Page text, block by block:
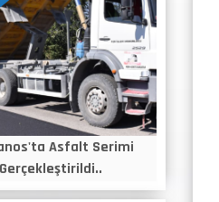
Asfalt Serimi
Gerçekleştirildi..